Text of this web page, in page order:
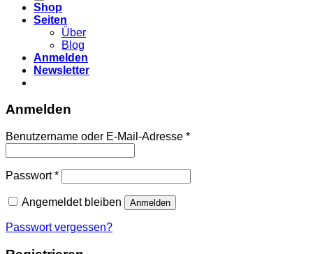
Shop
Seiten
Über
Blog
Anmelden
Newsletter
Anmelden
Benutzername oder E-Mail-Adresse *Erforderlich
Passwort*Erforderlich
Angemeldet bleiben Anmelden
Passwort vergessen?